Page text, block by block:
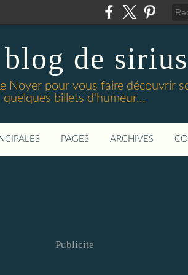
de sirius
Noyer pour vous faire découvrir
quelques billets d'humeur...
PAGES ARCHIVES
Publicité